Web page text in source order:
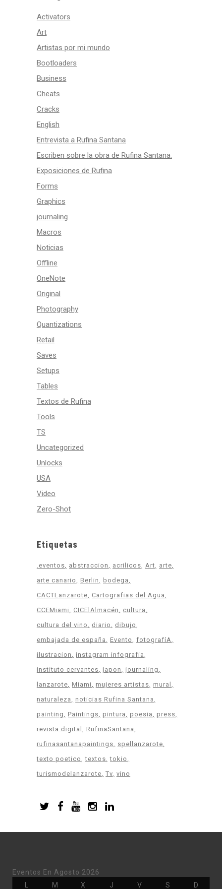
Activators
Art
Artistas por mi mundo
Bootloaders
Business
Cheats
Cracks
English
Entrevista a Rufina Santana
Escriben sobre la obra de Rufina Santana.
Exposiciones de Rufina
Forms
Graphics
journaling
Macros
Noticias
Offline
OneNote
Original
Photography
Quantizations
Retail
Saves
Setups
Tables
Textos de Rufina
Tools
TS
Uncategorized
Unlocks
USA
Video
Zero-Shot
Etiquetas
.eventos abstraccion acrilicos Art
arte
arte canario
Berlin
bodega
CACTLanzarote
Cartografias del Agua
CCEMiami
CICElAlmacén
cultura
cultura del vino
diario
dibujo
embajada de españa
Evento
fotografíA
ilustracion
instagram infografia
instituto cervantes japon
journaling
lanzarote Miami mujeres artistas mural
naturaleza
noticias Rufina Santana
painting
Paintings pintura poesia
press
revista digital
RufinaSantana
rufinasantanapaintings
spellanzarote
texto poetico
textos tokio
turismodelanzarote Tv vino
Eventos En Agosto 2026
MMartes X Miércoles
JJueves VViernes S D